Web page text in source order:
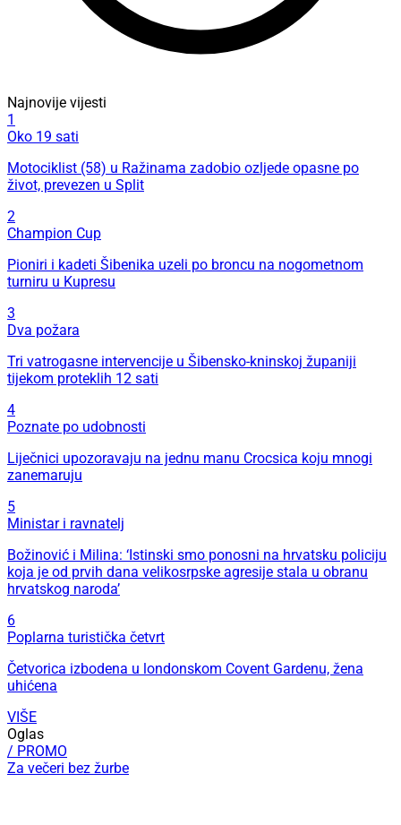
Najnovije vijesti
1
Oko 19 sati
Motociklist (58) u Ražinama zadobio ozljede opasne po
život, prevezen u Split
2
Champion Cup
Pioniri i kadeti Šibenika uzeli po broncu na nogometnom
turniru u Kupresu
3
Dva požara
Tri vatrogasne intervencije u Šibensko-kninskoj županiji
tijekom proteklih 12 sati
4
Poznate po udobnosti
Liječnici upozoravaju na jednu manu Crocsica koju mnogi
zanemaruju
5
Ministar i ravnatelj
Božinović i Milina: ‘Istinski smo ponosni na hrvatsku policiju
koja je od prvih dana velikosrpske agresije stala u obranu
hrvatskog naroda’
6
Poplarna turistička četvrt
Četvorica izbodena u londonskom Covent Gardenu, žena
uhićena
VIŠE
Oglas
/ PROMO
Za večeri bez žurbe